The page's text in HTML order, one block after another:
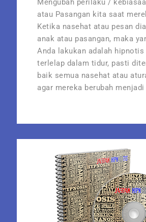
Mengubah perilaku /
atau Pasangan kita saat
Ketika nasehat atau pesan
anak atau pasangan, maka
Anda lakukan adalah
terlelap dalam tidur, pasti
baik semua nasehat atau
agar mereka berubah